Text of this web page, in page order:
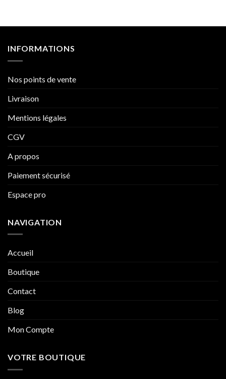
INFORMATIONS
Nos points de vente
Livraison
Mentions légales
CGV
A propos
Paiement sécurisé
Espace pro
NAVIGATION
Accueil
Boutique
Contact
Blog
Mon Compte
VOTRE BOUTIQUE